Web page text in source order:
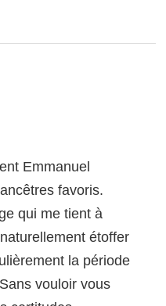
Emmanuel
favoris.
qui me tient à
étoffer
la période
vouloir vous